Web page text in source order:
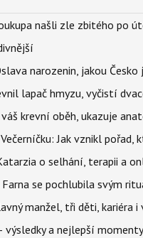
našli zle zbitého po
narozenin, jakou
lapač hmyzu, vyčistí
krevní oběh, ukazuje
Jak vznikl pořad,
o selhání, terapii a
se pochlubila svým
manžel, tři děti, kariéra
výsledky a nejlepší momenty